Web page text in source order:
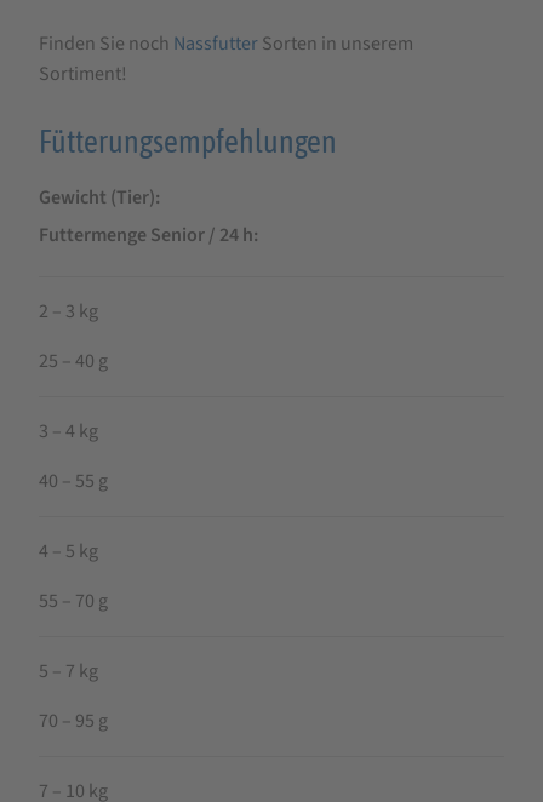
Finden Sie noch NassfutterSorten in unserem
Sortiment!
Fütterungsempfehlungen
Gewicht (Tier)
Futtermenge Senior / 24 h
2 – 3 kg
25 – 40 g
3 – 4 kg
40 – 55 g
4 – 5 kg
55 – 70 g
5 – 7 kg
70 – 95 g
7 – 10 kg